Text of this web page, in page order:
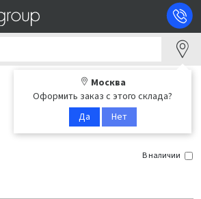
Москва
Оформить заказ с этого склада?
Да
Нет
В наличии